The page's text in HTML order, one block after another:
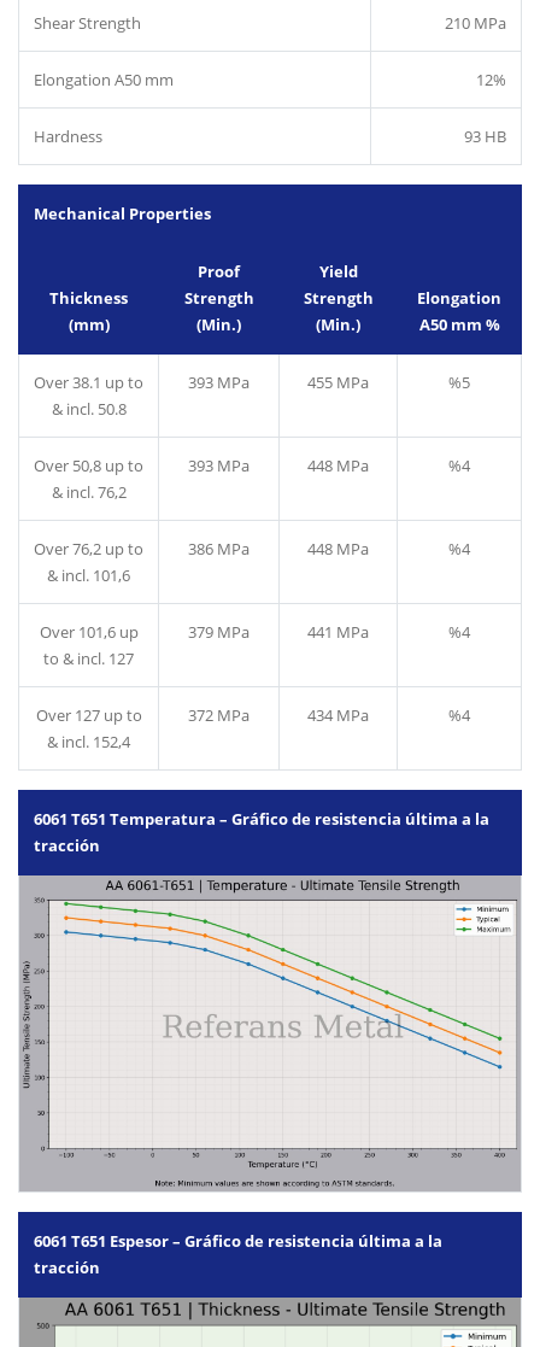
Shear Strength 210 MPa
Elongation A50 mm 12%
Hardness 93 HB
Mechanical Properties
Thickness
(mm)
Proof
Strength
(Min.)
Yield
Strength
(Min.)
Elongation
A50 mm %
Over 38.1 up to
& incl. 50.8
393 MPa 455 MPa %5
Over 50,8 up to
& incl. 76,2
393 MPa 448 MPa %4
Over 76,2 up to
& incl. 101,6
386 MPa 448 MPa %4
Over 101,6 up
to & incl. 127
379 MPa 441 MPa %4
Over 127 up to
& incl. 152,4
372 MPa 434 MPa %4
6061 T651 Temperatura – Gráfico de resistencia última a la
tracción
6061 T651 Espesor – Gráfico de resistencia última a la
tracción